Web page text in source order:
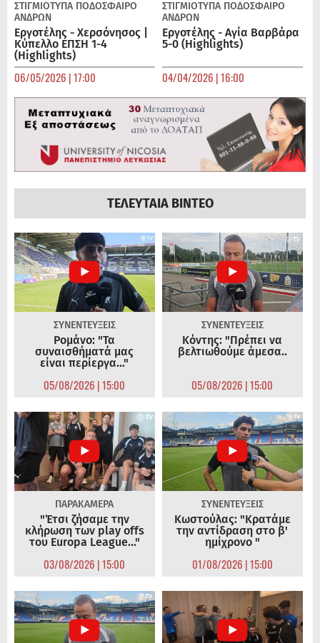
ΣΤΙΓΜΙΟΤΥΠΑ ΠΟΔΌΣΦΑΙΡΟ
ΑΝΔΡΏΝ
Εργοτέλης - Χερσόνησος |
Κύπελλο ΕΠΣΗ 1-4
(Highlights)
06/05/2026 | 17:00
ΣΤΙΓΜΙΟΤΥΠΑ ΠΟΔΌΣΦΑΙΡΟ
ΑΝΔΡΏΝ
Εργοτέλης - Αγία Βαρβάρα
5-0 (Highlights)
04/04/2026 | 16:00
ΤΕΛΕΥΤΑΙΑ ΒΙΝΤΕΟ
ΣΥΝΕΝΤΕΥΞΕΙΣ
Ρομάνο: "Τα
συναισθήματά μας
είναι περίεργα..."
05/08/2026 | 15:00
ΣΥΝΕΝΤΕΥΞΕΙΣ
Κόντης: "Πρέπει να
βελτιωθούμε άμεσα..
05/08/2026 | 15:00
ΠΑΡΑΚΑΜΕΡΑ
"Έτσι ζήσαμε την
κλήρωση των play offs
του Europa League..."
03/08/2026 | 15:00
ΣΥΝΕΝΤΕΥΞΕΙΣ
Κωστούλας: "Κρατάμε
την αντίδραση στο β'
ημίχρονο "
01/08/2026 | 15:00